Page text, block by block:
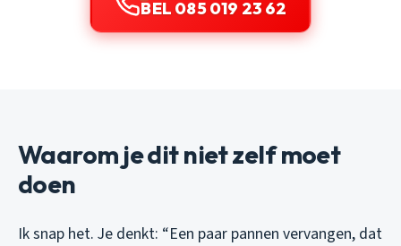
BEL 085 019 23 62
Waarom je dit niet zelf moet
doen
Ik snap het. Je denkt: “Een paar pannen vervangen, dat